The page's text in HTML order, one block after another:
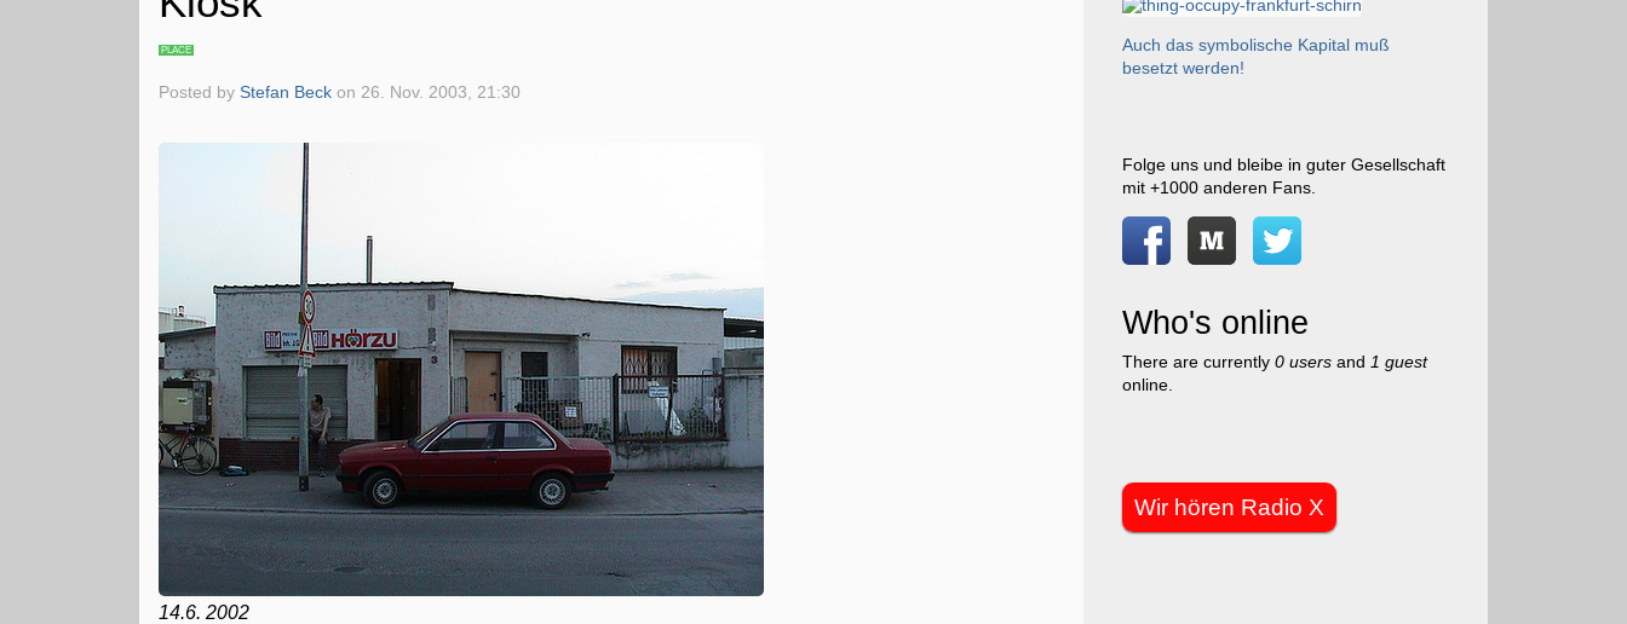
PLACE
Posted byStefan Beck on26. Nov. 2003, 21:30
14.6. 2002
Auch das symbolische Kapital muß
besetzt werden!
Folge uns und bleibe in guter Gesellschaft
mit +1000 anderen Fans.
Who's online
There are currently 0 usersand 1 guest
online.
Wir hören Radio X